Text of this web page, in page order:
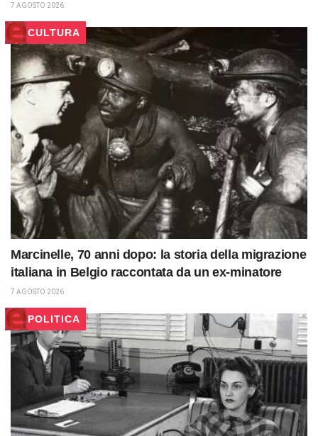
7 AGOSTO 2026
CULTURA
Marcinelle, 70 anni dopo: la storia della migrazione
italiana in Belgio raccontata da un ex-minatore
7 AGOSTO 2026
POLITICA